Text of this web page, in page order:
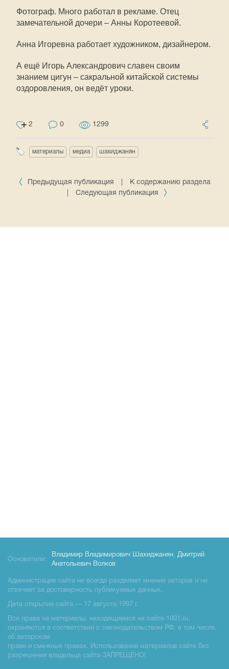
Фотограф. Много работал в рекламе. Отец
замечательной дочери – Анны Коротеевой.
Анна Игоревна работает художником, дизайнером.
А ещё Игорь Александрович славен своим
знанием цигун – сакральной китайской системы
оздоровления, он ведёт уроки.
2 0 1299
материалы медиа шахиджанян
Предыдущая публикация
К содержанию раздела
Следующая публикация
Основатели:
Владимир Владимирович Шахиджанян, Дмитрий
Анатольевич Волков
Администрация сайта не всегда разделяет мнения авторов и не
отвечает за достоверность публикуемых данных.
Дата открытия сайта — 17 августа 1997 г.
Все права на материалы, находящиемся на сайте 1001.ru,
охраняются в соответствии с законодательством РФ, в том числе,
об авторском
праве и смежных правах. Использование материалов сайте без
разрешения владельца сайта ЗАПРЕЩЕНО!